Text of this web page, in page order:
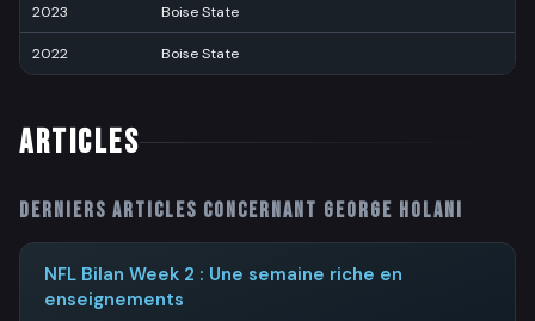
2023 Boise State
2022 Boise State
ARTICLES
Derniers articles concernant George Holani
NFL Bilan Week 2 : Une semaine riche en
enseignements